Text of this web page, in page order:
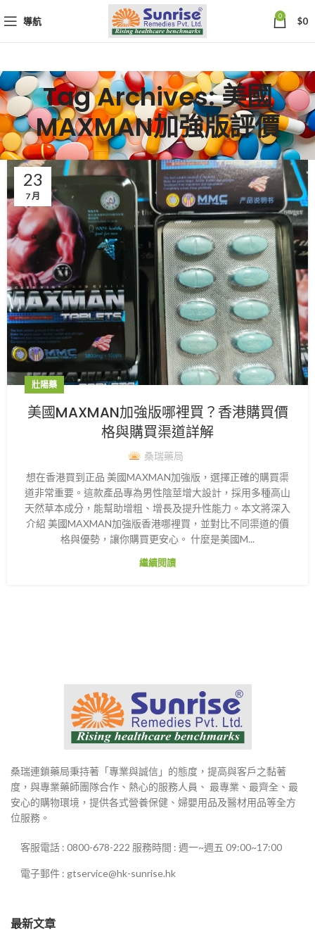
導航 0 $0
Tag Archives: 美國
MAXMAN加強版評價
23
7 月
壯陽藥
美國MAXMAN加強版哪裡買？香港購買價
格與購買渠道詳解
桑瑞藥局
想在香港買到正品 美國MAXMAN加強版，選擇正確的購買渠
道非常重要。這款產品專為男性陰莖增大設計，採用多種高山
天然草本成分，能幫助增粗、增長及提升性能力。本文將深入
介紹 美國MAXMAN加強版香港哪裡買，並對比不同渠道的價
格與優勢，讓你購買更安心。 什麼是美國M...
繼續閱讀
桑瑞連鎖藥局秉持著「專業與誠信」的態度，提高與客戶之黏著
度，與專業藥師團隊合作、熱心的服務人員、 最專業、最齊全、最
安心的購物環境，提供各式營養保健、婦嬰用品及醫材用品等全方
位服務。
客服電話 : 0800-678-222 服務時間 : 週一~週五 09:00~17:00
電子郵件 : gtservice@hk-sunrise.hk
最新文章